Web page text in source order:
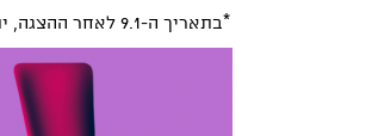
*בתאריך ה-9.1 לאחר ההצגה, יתקיים פאנל מיוחד בהנחיית אמירה בוזגלו*